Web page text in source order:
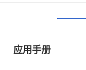
应用手册